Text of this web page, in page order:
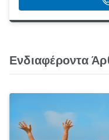
Ενδιαφέροντα